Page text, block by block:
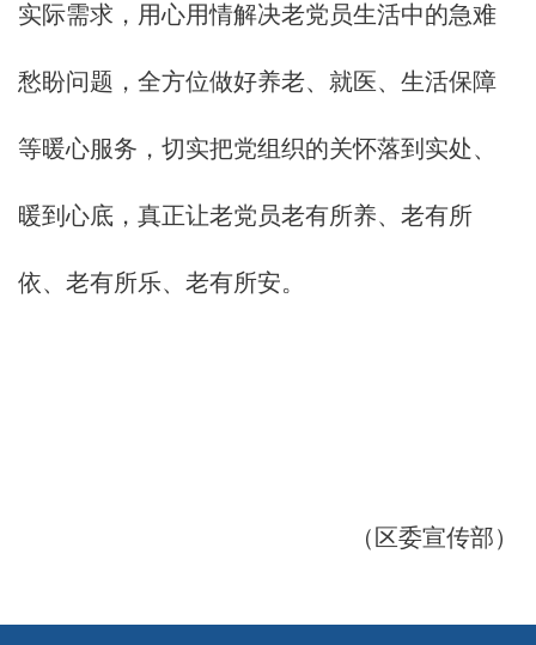
实际需求，用心用情解决老党员生活中的急难
愁盼问题，全方位做好养老、就医、生活保障
等暖心服务，切实把党组织的关怀落到实处、
暖到心底，真正让老党员老有所养、老有所
依、老有所乐、老有所安。
（区委宣传部）